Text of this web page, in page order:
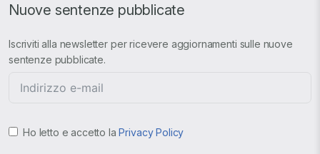
Nuove sentenze pubblicate
Iscriviti alla newsletter per ricevere aggiornamenti sulle nuove
sentenze pubblicate.
Ho letto e accetto laPrivacy Policy